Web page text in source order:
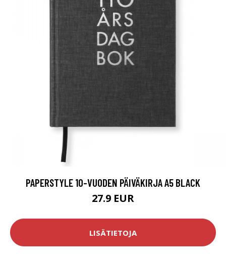
PAPERSTYLE 10-VUODEN PÄIVÄKIRJA A5 BLACK
27.9 EUR
LISÄTIETOJA